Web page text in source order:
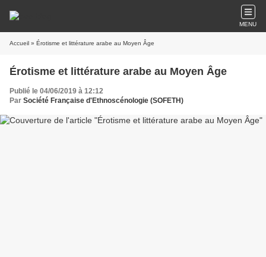
MENU
Accueil » Érotisme et littérature arabe au Moyen Âge
Érotisme et littérature arabe au Moyen Âge
Publié le 04/06/2019 à 12:12
Par Société Française d'Ethnoscénologie (SOFETH)